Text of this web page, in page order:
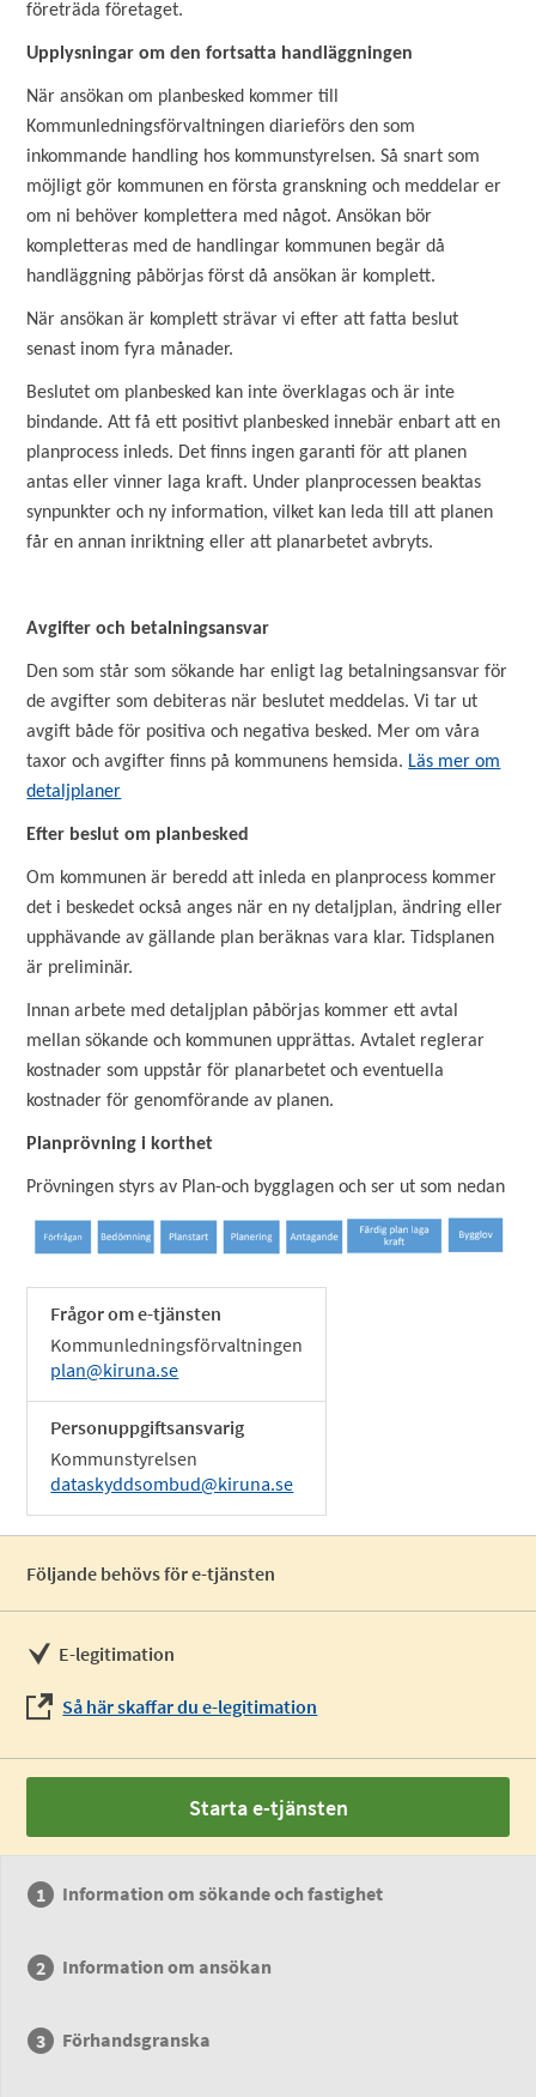
företräda företaget.
Upplysningar om den fortsatta handläggningen
När ansökan om planbesked kommer till
Kommunledningsförvaltningen diarieförs den som
inkommande handling hos kommunstyrelsen. Så snart som
möjligt gör kommunen en första granskning och meddelar er
om ni behöver komplettera med något. Ansökan bör
kompletteras med de handlingar kommunen begär då
handläggning påbörjas först då ansökan är komplett.
När ansökan är komplett strävar vi efter att fatta beslut
senast inom fyra månader.
Beslutet om planbesked kan inte överklagas och är inte
bindande. Att få ett positivt planbesked innebär enbart att en
planprocess inleds. Det finns ingen garanti för att planen
antas eller vinner laga kraft. Under planprocessen beaktas
synpunkter och ny information, vilket kan leda till att planen
får en annan inriktning eller att planarbetet avbryts.
Avgifter och betalningsansvar
Den som står som sökande har enligt lag betalningsansvar för
de avgifter som debiteras när beslutet meddelas. Vi tar ut
avgift både för positiva och negativa besked. Mer om våra
taxor och avgifter finns på kommunens hemsida. Läs mer om
detaljplaner
Efter beslut om planbesked
Om kommunen är beredd att inleda en planprocess kommer
det i beskedet också anges när en ny detaljplan, ändring eller
upphävande av gällande plan beräknas vara klar. Tidsplanen
är preliminär.
Innan arbete med detaljplan påbörjas kommer ett avtal
mellan sökande och kommunen upprättas. Avtalet reglerar
kostnader som uppstår för planarbetet och eventuella
kostnader för genomförande av planen.
Planprövning i korthet
Prövningen styrs av Plan-och bygglagen och ser ut som nedan
Frågor om e-tjänsten
Kommunledningsförvaltningen
plan@kiruna.se
Personuppgiftsansvarig
Kommunstyrelsen
dataskyddsombud@kiruna.se
Följande behövs för e-tjänsten
E-legitimation
Så här skaffar du e-legitimation
Starta e-tjänsten
Information om sökande och fastighet
Information om ansökan
Förhandsgranska